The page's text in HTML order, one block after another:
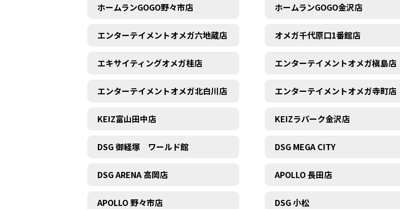
ホームランGOGO野々市店 ホームランGOGO金沢店
エンターテイメントオメガ六地蔵店 オメガ千代原口1番館店
エキサイティングオメガ桂店 エンターテイメントオメガ槇島店
エンターテイメントオメガ北白川店 エンターテイメントオメガ寺町店
KEIZ富山田中店 KEIZラパーク金沢店
DSG 御経塚 ワールド館 DSG MEGA CITY
DSG ARENA 高岡店 APOLLO 長田店
APOLLO 野々市店 DSG 小松